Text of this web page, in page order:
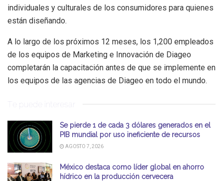
individuales y culturales de los consumidores para quienes
están diseñando.
A lo largo de los próximos 12 meses, los 1,200 empleados
de los equipos de Marketing e Innovación de Diageo
completarán la capacitación antes de que se implemente en
los equipos de las agencias de Diageo en todo el mundo.
Te puede interesar
Se pierde 1 de cada 3 dólares generados en el
PIB mundial por uso ineficiente de recursos
AGOSTO 7, 2026
México destaca como líder global en ahorro
hídrico en la producción cervecera